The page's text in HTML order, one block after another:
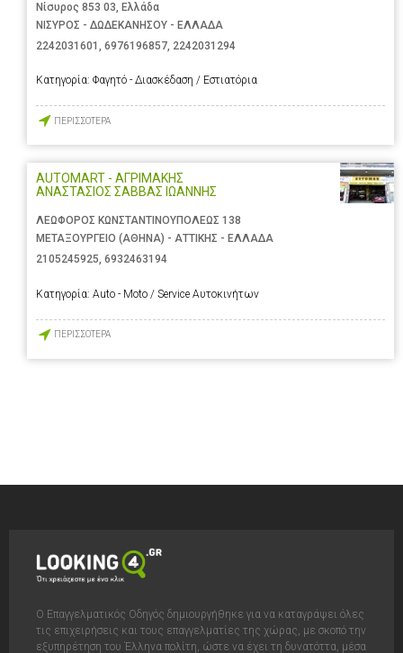
Νίσυρος 853 03, Ελλάδα
ΝΙΣΥΡΟΣ - ΔΩΔΕΚΑΝΗΣΟΥ - ΕΛΛΑΔΑ
2242031601 , 6976196857, 2242031294
Κατηγορία: Φαγητό - Διασκέδαση / Εστιατόρια
ΠΕΡΙΣΣΟΤΕΡΑ
AUTOMART - ΑΓΡΙΜΑΚΗΣ
ΑΝΑΣΤΑΣΙΟΣ ΣΑΒΒΑΣ ΙΩΑΝΝΗΣ
ΛΕΩΦΟΡΟΣ ΚΩΝΣΤΑΝΤΙΝΟΥΠΟΛΕΩΣ 138
ΜΕΤΑΞΟΥΡΓΕΙΟ (ΑΘΗΝΑ) - ΑΤΤΙΚΗΣ - ΕΛΛΑΔΑ
2105245925, 6932463194
Κατηγορία: Auto - Moto / Service Αυτοκινήτων
ΠΕΡΙΣΣΟΤΕΡΑ
Ο Επαγγελματικός Οδηγός δημιουργήθηκε για να καταγράψει όλες
τις επιχειρήσεις και τους επαγγελματίες της χώρας, με σκοπό την
εξυπηρέτηση του Έλληνα πολίτη, ώστε να έχει τη δυνατόττα, μέσα